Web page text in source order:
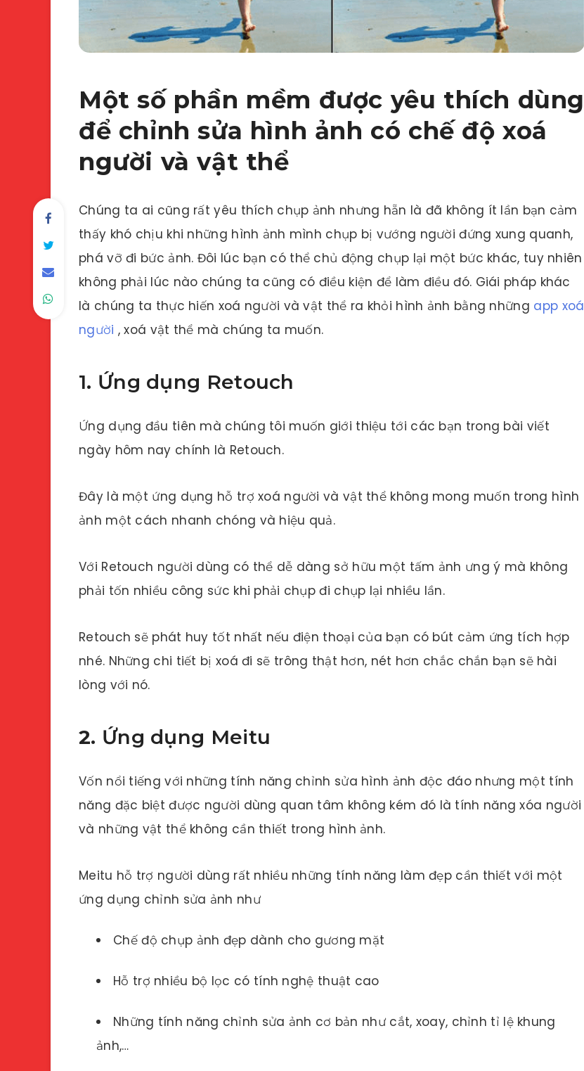
Một số phần mềm được yêu thích dùng
để chỉnh sửa hình ảnh có chế độ xoá
người và vật thể
Chúng ta ai cũng rất yêu thích chụp ảnh nhưng hẵn là đã không ít lần bạn cảm
thấy khó chịu khi những hình ảnh mình chụp bị vướng người đứng xung quanh,
phá vỡ đi bức ảnh. Đôi lúc bạn có thể chủ động chụp lại một bức khác, tuy nhiên
không phải lúc nào chúng ta cũng có điều kiện để làm điều đó. Giái pháp khác
là chúng ta thực hiến xoá người và vật thể ra khỏi hình ảnh bằng những app xoá
người , xoá vật thể mà chúng ta muốn.
1. Ứng dụng Retouch
Ứng dụng đầu tiên mà chúng tôi muốn giới thiệu tới các bạn trong bài viết
ngày hôm nay chính là Retouch.
Đây là một ứng dụng hỗ trợ xoá người và vật thể không mong muốn trong hình
ảnh một cách nhanh chóng và hiệu quả.
Với Retouch người dùng có thể dễ dàng sở hữu một tấm ảnh ưng ý mà không
phải tốn nhiều công sức khi phải chụp đi chụp lại nhiều lần.
Retouch sẽ phát huy tốt nhất nếu điện thoại của bạn có bút cảm ứng tích hợp
nhé. Những chi tiết bị xoá đi sẽ trông thật hơn, nét hơn chắc chắn bạn sẽ hài
lòng với nó.
2. Ứng dụng Meitu
Vốn nổi tiếng với những tính năng chỉnh sửa hình ảnh độc đáo nhưng một tính
năng đặc biệt được người dùng quan tâm không kém đó là tính năng xóa người
và những vật thể không cần thiết trong hình ảnh.
Meitu hỗ trợ người dùng rất nhiều những tính năng làm đẹp cần thiết với một
ứng dụng chỉnh sửa ảnh như
Chế độ chụp ảnh đẹp dành cho gương mặt
Hỗ trợ nhiều bộ lọc có tính nghệ thuật cao
Những tính năng chỉnh sửa ảnh cơ bản như cắt, xoay, chỉnh tỉ lệ khung
ảnh,…